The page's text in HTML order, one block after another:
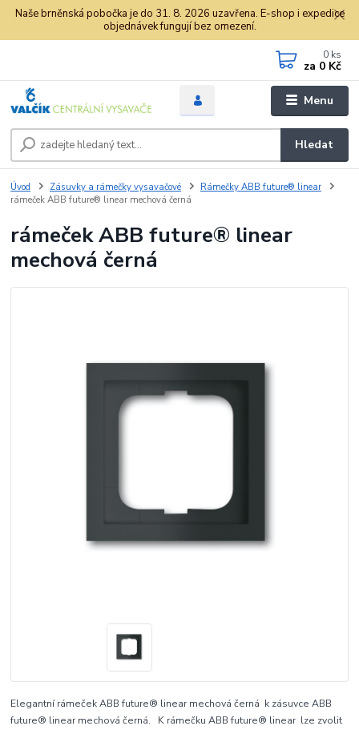
Naše brněnská pobočka je do 31. 8. 2026 uzavřena. E-shop i expedice
objednávek fungují bez omezení.
Menu
Hledat
0 ks
za 0 Kč
Úvod Zásuvky a rámečky vysavačové
Rámečky ABB future® linear
rámeček ABB future® linear mechová černá
rámeček ABB future® linear
mechová černá
Elegantní rámeček ABB future® linear mechová černá k zásuvce ABB
future® linear mechová černá. K rámečku ABB future® linear lze zvolit